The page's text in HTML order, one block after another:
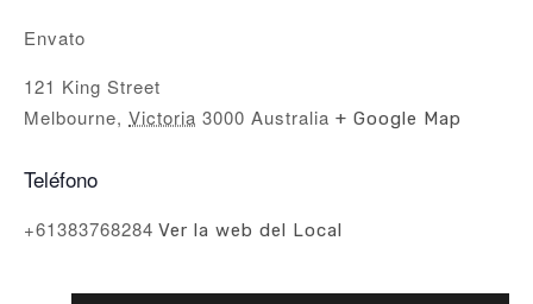
Envato
121 King Street
Melbourne, Victoria 3000 Australia + Google Map
Teléfono
+61383768284 Ver la web del Local